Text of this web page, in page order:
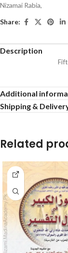
Nizamai Rabia,
Share:
Description
Additional
Shipping &
Related